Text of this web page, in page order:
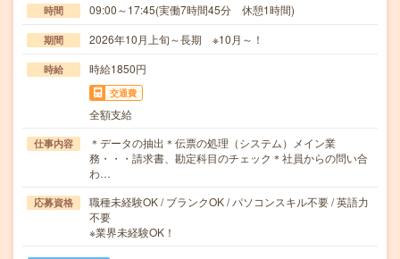
時間 09:00～17:45(実働7時間45分 休憩1時間)
期間 2026年10月上旬～長期 ※10月～！
時給 時給1850円
交通費
全額支給
仕事内容
＊データの抽出＊伝票の処理（システム）メイン業
務・・・請求書、勘定科目のチェック＊社員からの問い合
わ…
応募資格
職種未経験OK / ブランクOK / パソコンスキル不要 / 英語力
不要
※業界未経験OK！